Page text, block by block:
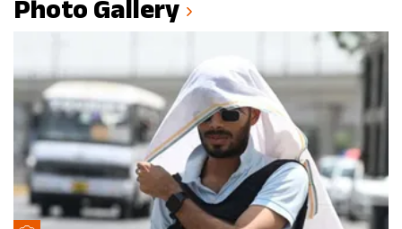
Photo Gallery